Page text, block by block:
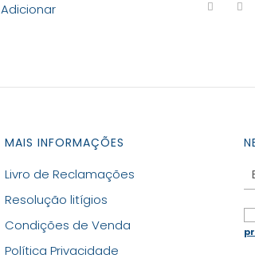
Adicionar
MAIS INFORMAÇÕES
Livro de Reclamações
Resolução litígios
Condições de Venda
Política Privacidade